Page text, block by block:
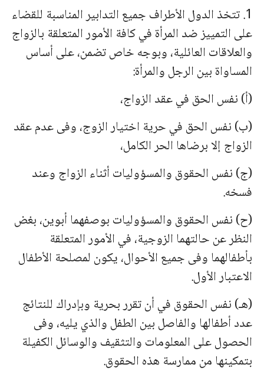
1. تتخذ الدول الأطراف جميع التدابير المناسبة للقضاء
على التمييز ضد المرأة في كافة الأمور المتعلقة بالزواج
والعلاقات العائلية، وبوجه خاص تضمن، على أساس
المساواة بين الرجل والمرأة:
(أ) نفس الحق في عقد الزواج،
(ب) نفس الحق في حرية اختيار الزوج، وفى عدم عقد
الزواج إلا برضاها الحر الكامل،
(ج) نفس الحقوق والمسؤوليات أثناء الزواج وعند
فسخه.
(ح) نفس الحقوق والمسؤوليات بوصفهما أبوين، بغض
النظر عن حالتهما الزوجية، في الأمور المتعلقة
بأطفالهما وفى جميع الأحوال، يكون لمصلحة الأطفال
الاعتبار الأول.
(هـ) نفس الحقوق في أن تقرر بحرية وبإدراك للنتائج
عدد أطفالها والفاصل بين الطفل والذي يليه، وفى
الحصول على المعلومات والتثقيف والوسائل الكفيلة
بتمكينها من ممارسة هذه الحقوق.